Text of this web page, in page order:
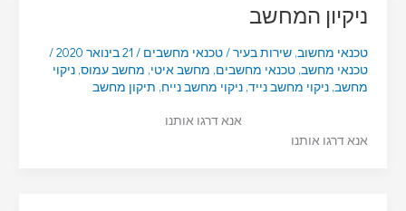
ניקיון המחשב
טכנאי מחשוב, שירות בעיר/טכנאי מחשבים / 21 בינואר 2020
/
טכנאי מחשב, טכנאי מחשבים, מחשב איטי, מחשב עמוס, ניקוי
מחשב, ניקוי מחשב נייד, ניקוי מחשב נייח, תיקון מחשב
אנא דרגו אותנו
אנא דרגו אותנו